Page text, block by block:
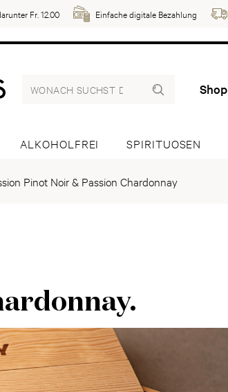
Fr. 12.00 Einfache digitale Bezahlung
Shop
ALKOHOLFREI SPIRITUOSEN
Pinot Noir & Passion Chardonnay